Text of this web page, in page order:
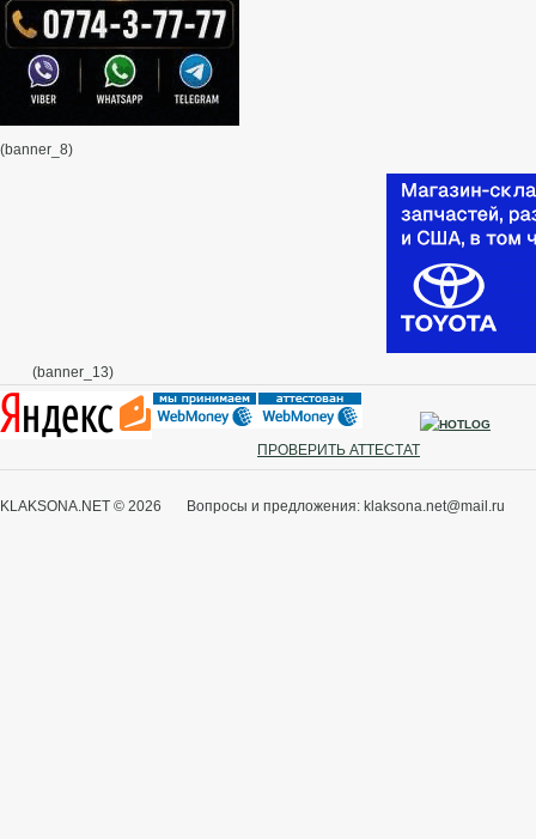
(banner_8)
(banner_13)
ПРОВЕРИТЬ АТТЕСТАТ
KLAKSONA.NET © 2026 Вопросы и предложения: klaksona.net@mail.ru